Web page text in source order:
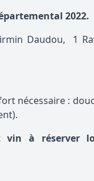
2022.
Daudou, 1
nécessaire :
vin à réserver